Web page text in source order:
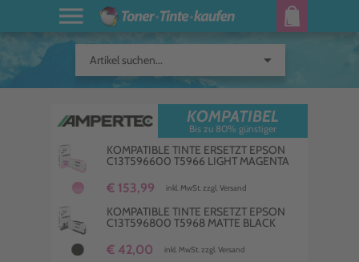
Artikel suchen... arrow_drop_down
KOMPATIBEL
Bis zu 80% günstiger
KOMPATIBLE TINTE ERSETZT EPSON
C13T596600 T5966 LIGHT MAGENTA
€ 153,99 inkl. MwSt. zzgl. Versand
KOMPATIBLE TINTE ERSETZT EPSON
C13T596800 T5968 MATTE BLACK
€ 42,00 inkl. MwSt. zzgl. Versand